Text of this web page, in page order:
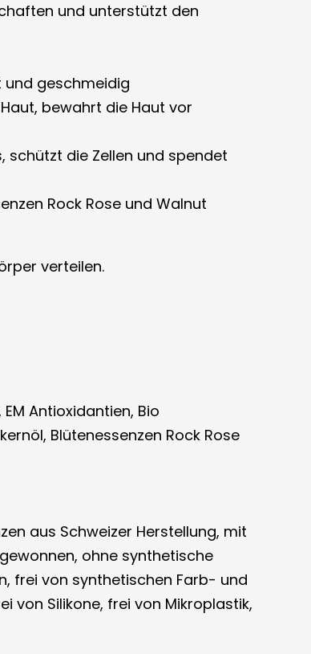
und unterstützt den
und geschmeidig
bewahrt die Haut vor
schützt die Zellen und spendet
Rock Rose und Walnut
verteilen.
Antioxidantien, Bio
Blütenessenzen Rock Rose
aus Schweizer Herstellung, mit
ohne synthetische
frei von synthetischen Farb- und
von Silikone, frei von Mikroplastik,